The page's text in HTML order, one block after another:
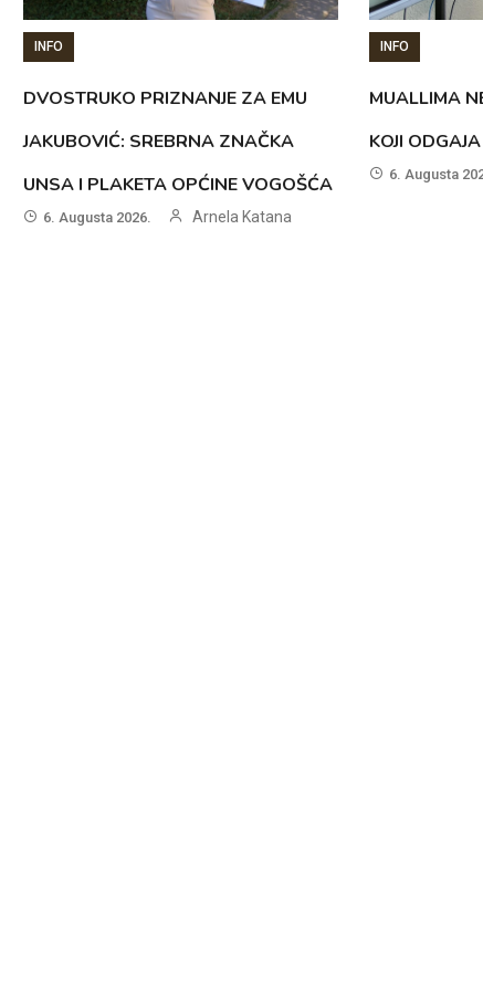
INFO
DVOSTRUKO PRIZNANJE ZA EMU
JAKUBOVIĆ: SREBRNA ZNAČKA
UNSA I PLAKETA OPĆINE VOGOŠĆA
6. Augusta 2026. Arnela Katana
INFO
MUALLIMA
KOJI
6. Augusta